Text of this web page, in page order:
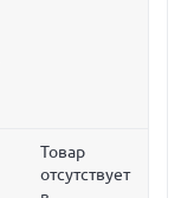
Товар
отсутствует